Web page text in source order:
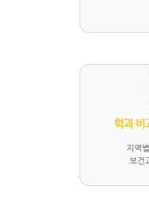
학과 비
지역
보건